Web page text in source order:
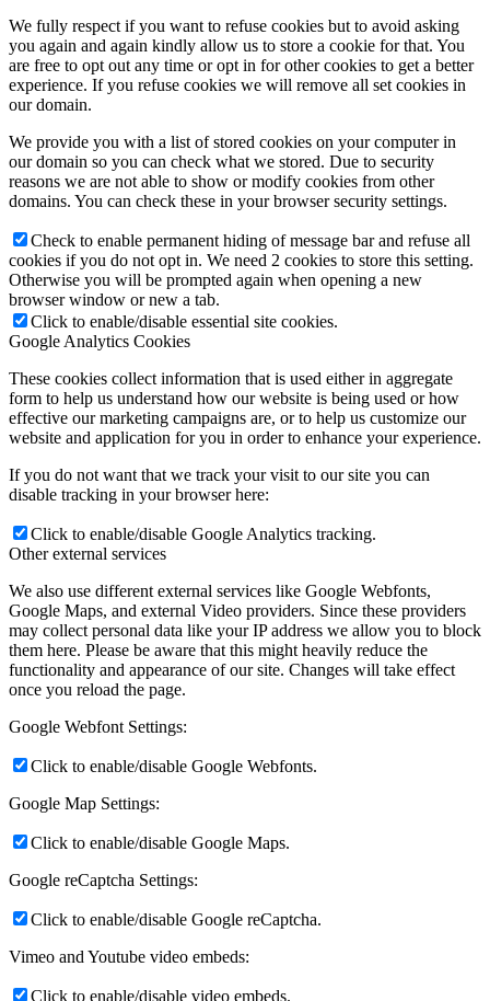
We fully respect if you want to refuse cookies but to avoid asking
you again and again kindly allow us to store a cookie for that. You
are free to opt out any time or opt in for other cookies to get a better
experience. If you refuse cookies we will remove all set cookies in
our domain.
We provide you with a list of stored cookies on your computer in
our domain so you can check what we stored. Due to security
reasons we are not able to show or modify cookies from other
domains. You can check these in your browser security settings.
Check to enable permanent hiding of message bar and refuse all
cookies if you do not opt in. We need 2 cookies to store this setting.
Otherwise you will be prompted again when opening a new
browser window or new a tab.
Click to enable/disable essential site cookies.
Google Analytics Cookies
These cookies collect information that is used either in aggregate
form to help us understand how our website is being used or how
effective our marketing campaigns are, or to help us customize our
website and application for you in order to enhance your experience.
If you do not want that we track your visit to our site you can
disable tracking in your browser here:
Click to enable/disable Google Analytics tracking.
Other external services
We also use different external services like Google Webfonts,
Google Maps, and external Video providers. Since these providers
may collect personal data like your IP address we allow you to block
them here. Please be aware that this might heavily reduce the
functionality and appearance of our site. Changes will take effect
once you reload the page.
Google Webfont Settings:
Click to enable/disable Google Webfonts.
Google Map Settings:
Click to enable/disable Google Maps.
Google reCaptcha Settings:
Click to enable/disable Google reCaptcha.
Vimeo and Youtube video embeds:
Click to enable/disable video embeds.